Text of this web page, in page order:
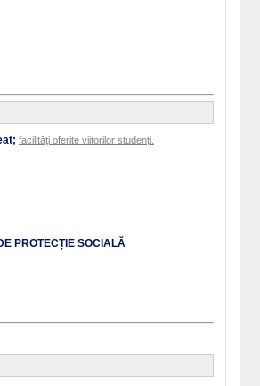
facilități oferite viitorilor studenți.
PROTECȚIE SOCIALĂ